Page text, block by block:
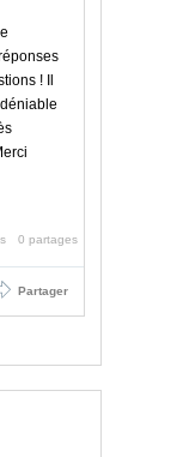
! Il
0 partages
Partager